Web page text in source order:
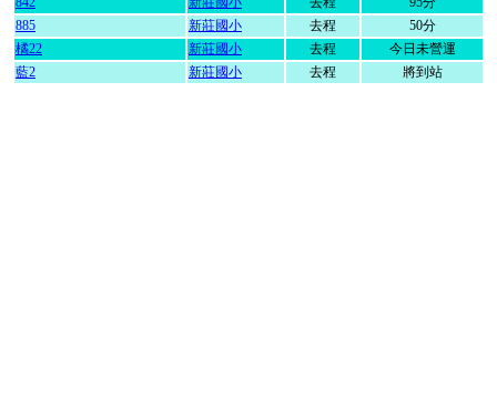
885
新莊國小 去程
50分
橘22
新莊國小 去程
今日未營運
藍2
新莊國小 去程 將到站